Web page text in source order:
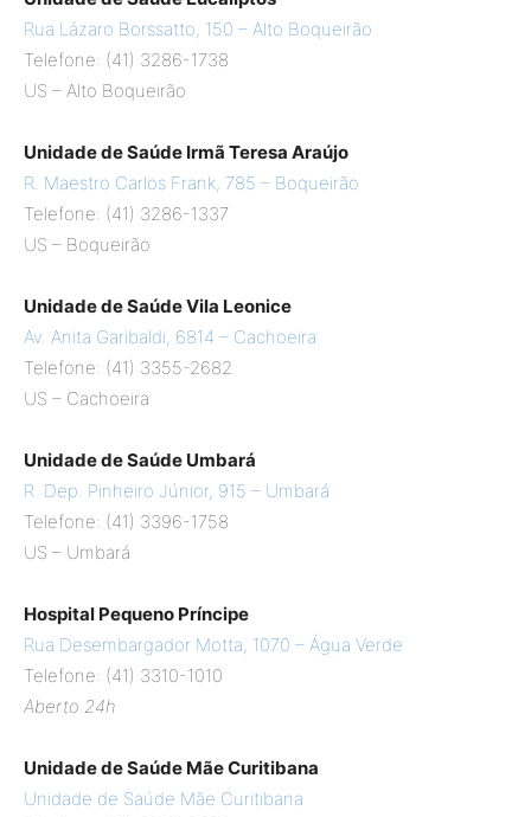
Rua Lázaro Borssatto, 150 – Alto Boqueirão
Telefone: (41) 3286-1738
US – Alto Boqueirão
Unidade de Saúde Irmã Teresa Araújo
R. Maestro Carlos Frank, 785 – Boqueirão
Telefone: (41) 3286-1337
US – Boqueirão
Unidade de Saúde Vila Leonice
Av. Anita Garibaldi, 6814 – Cachoeira
Telefone: (41) 3355-2682
US – Cachoeira
Unidade de Saúde Umbará
R. Dep. Pinheiro Júnior, 915 – Umbará
Telefone: (41) 3396-1758
US – Umbará
Hospital Pequeno Príncipe
Rua Desembargador Motta, 1070 – Água Verde
Telefone: (41) 3310-1010
Aberto 24h
Unidade de Saúde Mãe Curitibana
Unidade de Saúde Mãe Curitibana